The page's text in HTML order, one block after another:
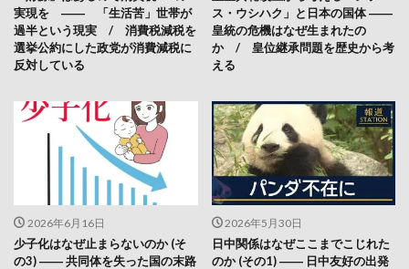
実現を ―― 「生活苦」世帯が
過半という現実 / 消費税減税を
選挙公約にした政党が消費減税に
反対している
ス・ウシハク」と日本の国体 ――
皇統の危機はなぜ生まれたの
か / 皇位継承問題を歴史から考
える
2026年6月16日
少子化はなぜ止まらないのか (そ
の3) ―― 共同体を失った国の末路
2026年5月30日
日中関係はなぜここまでこじれた
のか (その1) ―― 日中友好の出発